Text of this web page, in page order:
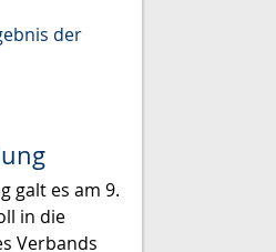
der
galt es am 9.
in die
Verbands